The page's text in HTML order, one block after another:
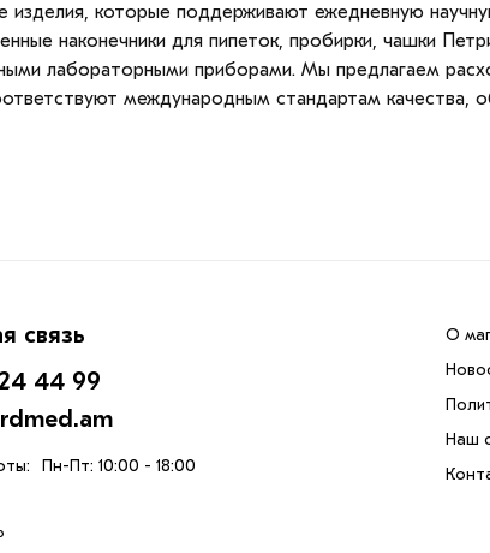
изделия, которые поддерживают ежедневную
наконечники для пипеток, пробирки, чашки
лабораторными приборами. Мы предлагаем
международным стандартам качества,
связь
44 99
Пн-Пт: 10:00 - 18:00
О
Наш